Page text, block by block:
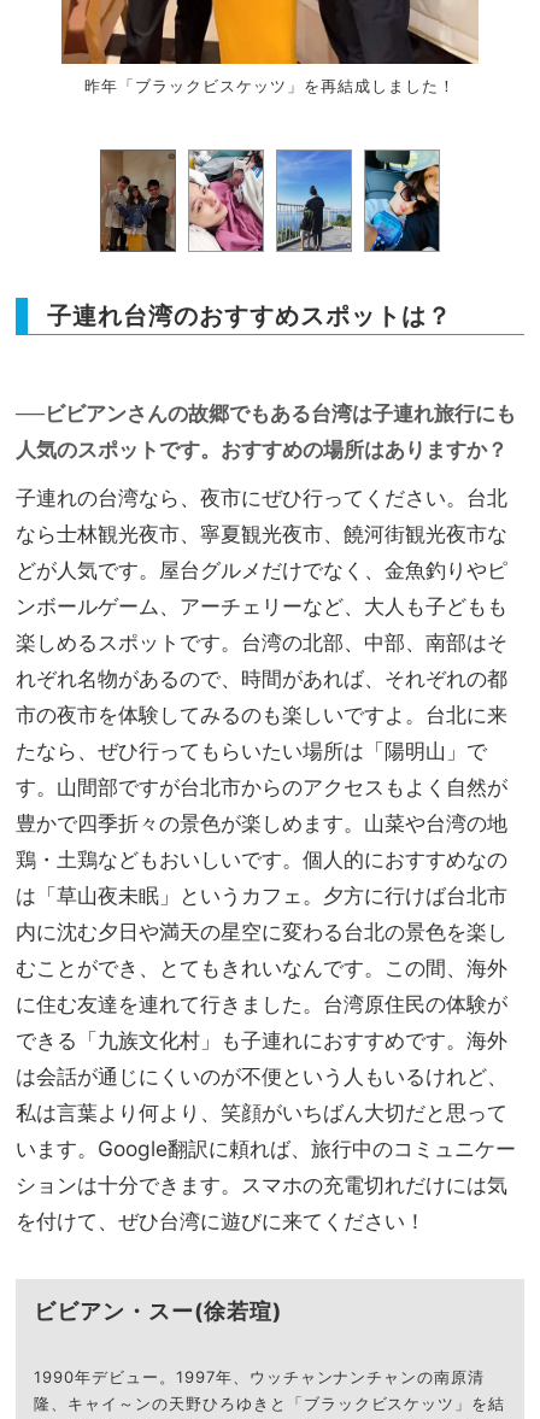
昨年「ブラックビスケッツ」を再結成しました！
子連れ台湾のおすすめスポットは？
──ビビアンさんの故郷でもある台湾は子連れ旅行にも
人気のスポットです。おすすめの場所はありますか？
子連れの台湾なら、夜市にぜひ行ってください。台北
なら士林観光夜市、寧夏観光夜市、饒河街観光夜市な
どが人気です。屋台グルメだけでなく、金魚釣りやピ
ンボールゲーム、アーチェリーなど、大人も子どもも
楽しめるスポットです。台湾の北部、中部、南部はそ
れぞれ名物があるので、時間があれば、それぞれの都
市の夜市を体験してみるのも楽しいですよ。台北に来
たなら、ぜひ行ってもらいたい場所は「陽明山」で
す。山間部ですが台北市からのアクセスもよく自然が
豊かで四季折々の景色が楽しめます。山菜や台湾の地
鶏・土鶏などもおいしいです。個人的におすすめなの
は「草山夜未眠」というカフェ。夕方に行けば台北市
内に沈む夕日や満天の星空に変わる台北の景色を楽し
むことができ、とてもきれいなんです。この間、海外
に住む友達を連れて行きました。台湾原住民の体験が
できる「九族文化村」も子連れにおすすめです。海外
は会話が通じにくいのが不便という人もいるけれど、
私は言葉より何より、笑顔がいちばん大切だと思って
います。Google翻訳に頼れば、旅行中のコミュニケー
ションは十分できます。スマホの充電切れだけには気
を付けて、ぜひ台湾に遊びに来てください！
ビビアン・スー(徐若瑄)
1990年デビュー。1997年、ウッチャンナンチャンの南原清
隆、キャイ～ンの天野ひろゆきと「ブラックビスケッツ」を結